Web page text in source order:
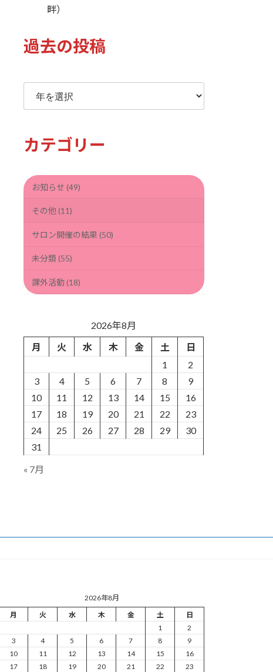
畔）
過去の投稿
ア
イ
ブ
カテゴリー
お知らせ (49)
その他 (11)
サロン開催の結果 (50)
未分類 (55)
課外活動 (18)
2026年8月
月
火 水 木 金 土
日
1
2
3
4 5 6 7 8
9
10
11 12 13 14 15
16
17
18 19 20 21 22
23
24
25 26 27 28 29
30
31
« 7月
2026年8月
月
火 水 木 金 土
日
1
2
3
4 5 6 7 8
9
10
11 12 13 14 15
16
17
18 19 20 21 22 23